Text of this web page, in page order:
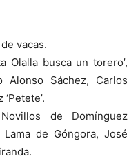
vacas.
Olalla busca un torero’,
Alonso Sáchez, Carlos
de Domínguez
de Góngora, José